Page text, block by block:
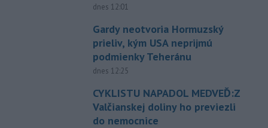
dnes 12:01
Gardy neotvoria Hormuzský
prieliv, kým USA neprijmú
podmienky Teheránu
dnes 12:25
CYKLISTU NAPADOL MEDVEĎ:Z
Valčianskej doliny ho previezli
do nemocnice